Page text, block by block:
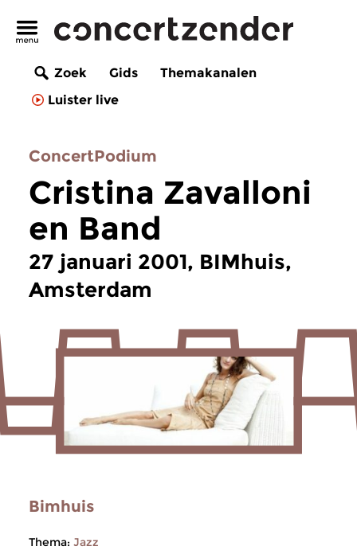
Zoek Gids
Themakanalen
Luister live
ConcertPodium
Cristina Zavalloni
en Band
27 januari 2001, BIMhuis,
Amsterdam
Bimhuis
Thema: Jazz